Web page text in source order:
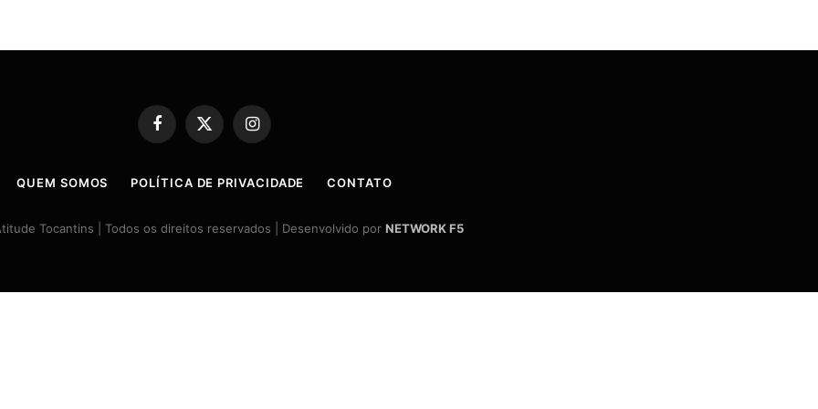
Facebook
X
(Twitter)
Instagram
QUEM SOMOS POLÍTICA DE PRIVACIDADE CONTATO
Tocantins | Todos os direitos reservados | Desenvolvido por NETWORK F5